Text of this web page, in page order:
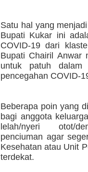
Satu hal yang
Bupati Kukar ini
COVID-19 dari
Bupati Chairil Anwar
untuk patuh dalam
pencegahan COVID-
Beberapa poin yang
bagi anggota
lelah/nyeri otot/
penciuman agar
Kesehatan atau Unit
terdekat.